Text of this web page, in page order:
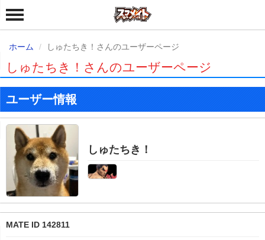
ホーム しゅたちき！さんのユーザーページ
しゅたちき！さんのユーザーページ
ユーザー情報
しゅたちき！
MATE ID 142811